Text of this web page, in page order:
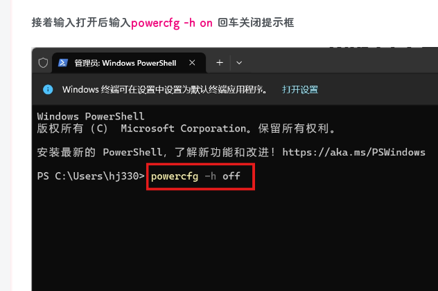
接着输入打开后输入powercfg -h on 回车关闭提示框